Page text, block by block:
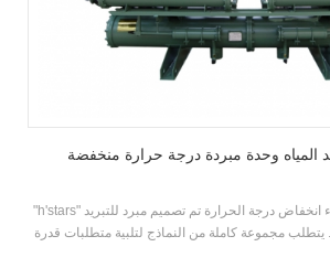
المياه وحدة مبردة درجة حرارة منخفضة
"h'stars" نوع المسمار المبرد بالماء انخفاض درجة الحرارة تم تصميم مبرد للتبريد
يتطلب مجموعة كاملة من النماذج لتلبية متطلبات قدرة